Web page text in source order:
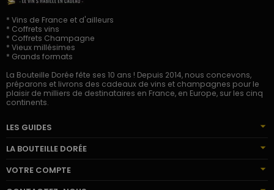
* Vins de France et d'ailleurs
* Coffrets vins
* Coffrets Champagne
* Vieux millésimes
* Grands formats
La Bouteille Dorée fête ses 10 ans ! Depuis 2014, nous concevons,
préparons et livrons des cadeaux de vins et champagnes pour le
plaisir de milliers de destinataires en France, en Europe, sur les cinq
continents.
LES GUIDES
LA BOUTEILLE DORÉE
VOTRE COMPTE